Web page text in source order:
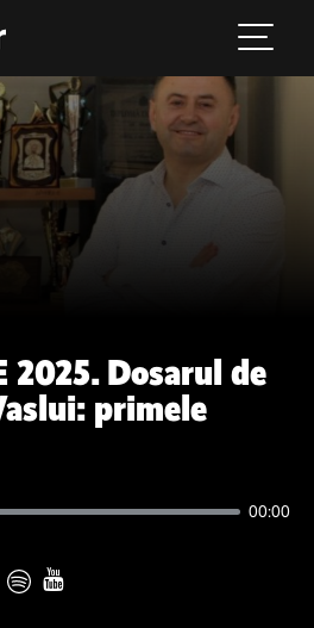
2025. Dosarul de
primele
00:00